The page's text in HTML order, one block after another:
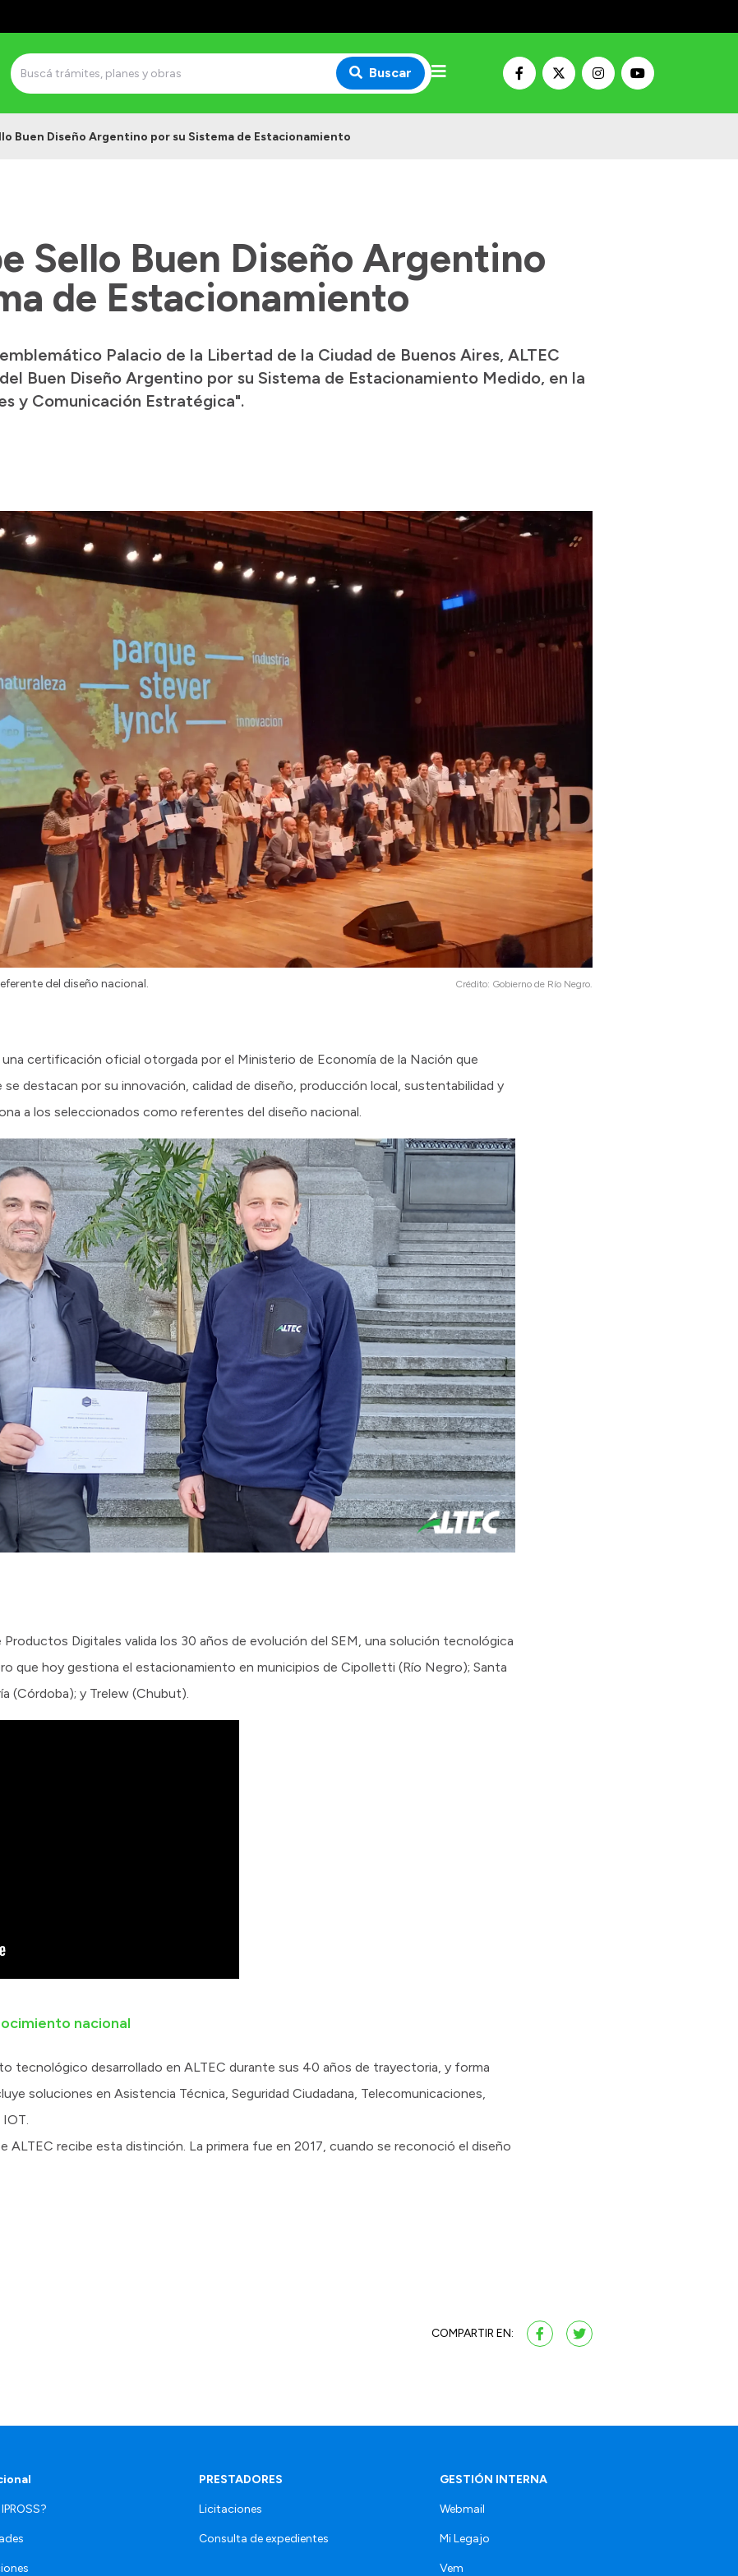
Buscar
Buen Diseño Argentino por su Sistema de Estacionamiento
Sello Buen Diseño Argentino
de Estacionamiento
Palacio de la Libertad de la Ciudad de Buenos Aires, ALTEC
Buen Diseño Argentino por su Sistema de Estacionamiento Medido, en la
y Comunicación Estratégica".
del diseño nacional. Crédito: Gobierno de Río Negro.
certificación oficial otorgada por el Ministerio de Economía de la Nación que
destacan por su innovación, calidad de diseño, producción local, sustentabilidad y
a los seleccionados como referentes del diseño nacional.
Productos Digitales valida los 30 años de evolución del SEM, una solución tecnológica
que hoy gestiona el estacionamiento en municipios de Cipolletti (Río Negro); Santa
(Córdoba); y Trelew (Chubut).
nacional
tecnológico desarrollado en ALTEC durante sus 40 años de trayectoria, y forma
soluciones en Asistencia Técnica, Seguridad Ciudadana, Telecomunicaciones,
ALTEC recibe esta distinción. La primera fue en 2017, cuando se reconoció el diseño
COMPARTIR EN:
PRESTADORES
Licitaciones
Consulta de expedientes
GESTIÓN INTERNA
Webmail
Mi Legajo
Vem